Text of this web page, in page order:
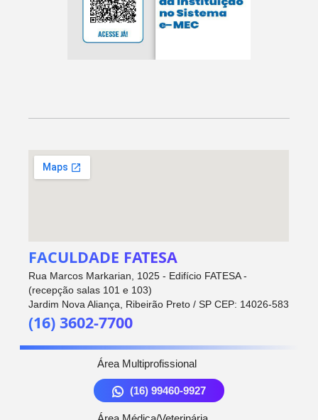
FACULDADE FATESA
Rua Marcos Markarian, 1025 - Edifício FATESA -
(recepção salas 101 e 103)
Jardim Nova Aliança, Ribeirão Preto / SP CEP: 14026-583
(16) 3602-7700
Área Multiprofissional
(16) 99460-9927